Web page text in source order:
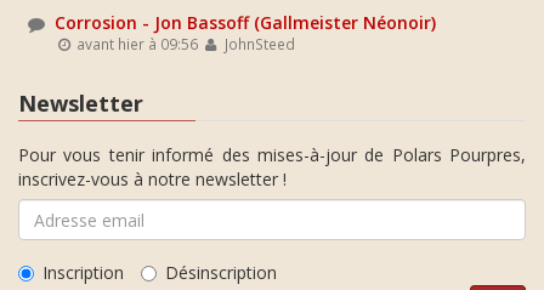
Corrosion - Jon Bassoff (Gallmeister Néonoir)
avant hier à 09:56 JohnSteed
Newsletter
Pour vous tenir informé des mises-à-jour de Polars Pourpres,
inscrivez-vous à notre newsletter !
Inscription Désinscription